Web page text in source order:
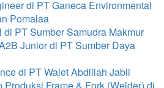
di PT Ganeca Environmental
Pomalaa
PT Sumber Samudra Makmur
Junior di PT Sumber Daya
di PT Walet Abdillah Jabli